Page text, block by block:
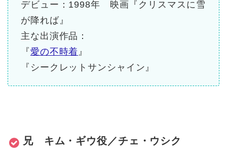
デビュー：1998年 映画『クリスマスに雪
が降れば』
主な出演作品：
『愛の不時着』
『シークレットサンシャイン』
兄 キム・ギウ役／チェ・ウシク